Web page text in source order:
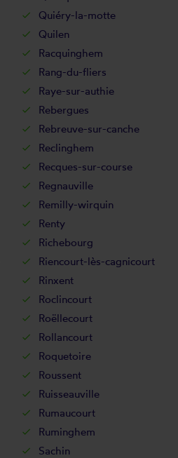
Quiéry-la-motte
Quilen
Racquinghem
Rang-du-fliers
Raye-sur-authie
Rebergues
Rebreuve-sur-canche
Reclinghem
Recques-sur-course
Regnauville
Remilly-wirquin
Renty
Richebourg
Riencourt-lès-cagnicourt
Rinxent
Roclincourt
Roëllecourt
Rollancourt
Roquetoire
Roussent
Ruisseauville
Rumaucourt
Ruminghem
Sachin